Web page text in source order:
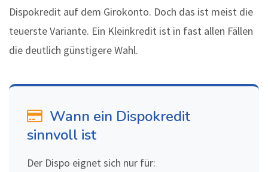
Dispokredit auf dem Girokonto. Doch das ist meist die
teuerste Variante. Ein Kleinkredit ist in fast allen Fällen
die deutlich günstigere Wahl.
Wann ein Dispokredit
sinnvoll ist
Der Dispo eignet sich nur für: